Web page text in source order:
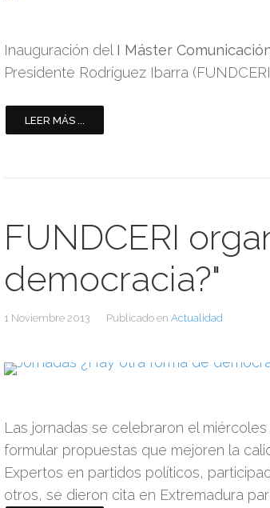
Inauguración del I Máster
Presidente Rodríguez Ibarra
LEER MÁS ...
FUNDCERI
democracia?"
1 Noviembre 2013 Publicado en Actualidad
Las jornadas se celebraron el
formular propuestas que mejoren la
Expertos en partidos políticos,
otros, se dieron cita en Extremadura